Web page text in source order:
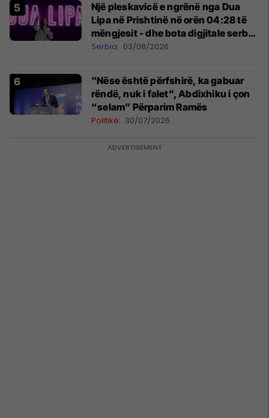
Një pleskavicë e ngrënë nga Dua
Lipa në Prishtinë në orën 04:28 të
mëngjesit - dhe bota digjitale serbe
shpall gjendjen e luftës
Serbia 03/08/2026
"Nëse është përfshirë, ka gabuar
rëndë, nuk i falet", Abdixhiku i çon
“selam” Përparim Ramës
Politikë 30/07/2026